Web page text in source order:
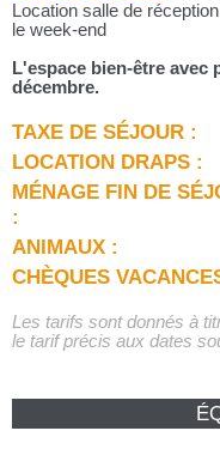
Location salle de
le week-end
L'espace bien-être avec
décembre.
TAXE DE SÉJOUR :
LOCATION DRAPS :
MÉNAGE FIN DE
:
ANIMAUX :
CHÈQUES
Les tarifs sont donnés à
le tarif précis aux dates